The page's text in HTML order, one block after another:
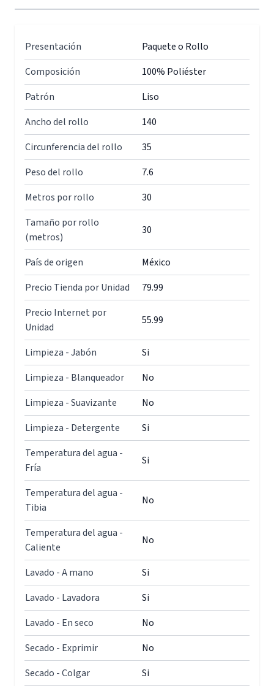
Presentación
Paquete o Rollo
Composición
100% Poliéster
Patrón
Liso
Ancho del rollo
140
Circunferencia del rollo
35
Peso del rollo
7.6
Metros por rollo
30
Tamaño por rollo
(metros)
30
País de origen
México
Precio Tienda por Unidad
79.99
Precio Internet por
Unidad
55.99
Limpieza - Jabón
Si
Limpieza - Blanqueador
No
Limpieza - Suavizante
No
Limpieza - Detergente
Si
Temperatura del agua -
Fría
Si
Temperatura del agua -
Tibia
No
Temperatura del agua -
Caliente
No
Lavado - A mano
Si
Lavado - Lavadora
Si
Lavado - En seco
No
Secado - Exprimir
No
Secado - Colgar
Si